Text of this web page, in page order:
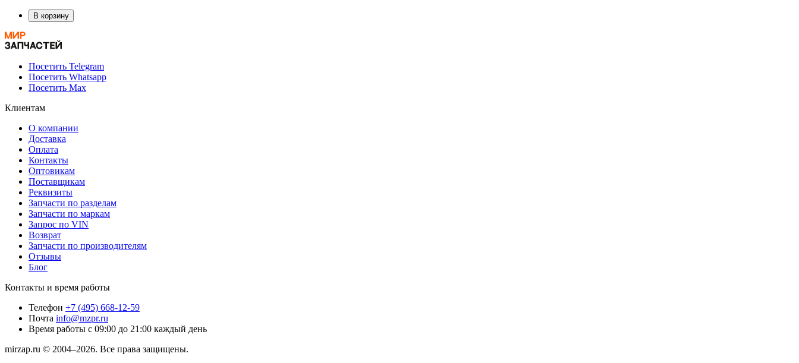
В корзину
Посетить Telegram
Посетить Whatsapp
Посетить Max
Клиентам
О компании
Доставка
Оплата
Контакты
Оптовикам
Поставщикам
Реквизиты
Запчасти по разделам
Запчасти по маркам
Запрос по VIN
Возврат
Запчасти по производителям
Отзывы
Блог
Контакты и время работы
Телефон +7 (495) 668-12-59
Почта info@mzpr.ru
Время работы с 09:00 до 21:00 каждый день
mirzap.ru © 2004–2026. Все права защищены.